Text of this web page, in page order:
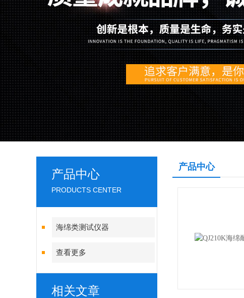
产品中心
PRODUCTS CENTER
海绵类测试仪器
查看更多
相关文章
产品中心